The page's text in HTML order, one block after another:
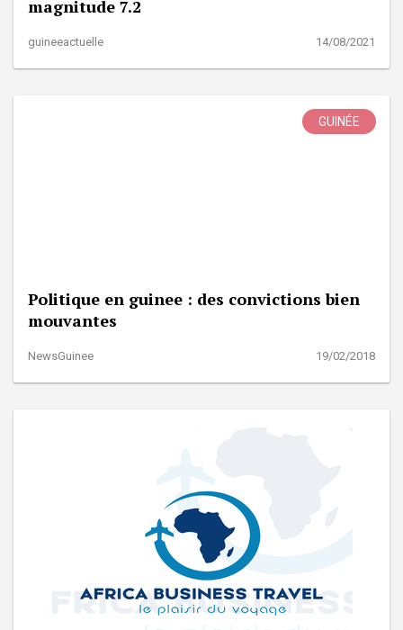
magnitude 7.2
guineeactuelle 14/08/2021
GUINÉE
Politique en guinee : des convictions bien
mouvantes
NewsGuinee 19/02/2018